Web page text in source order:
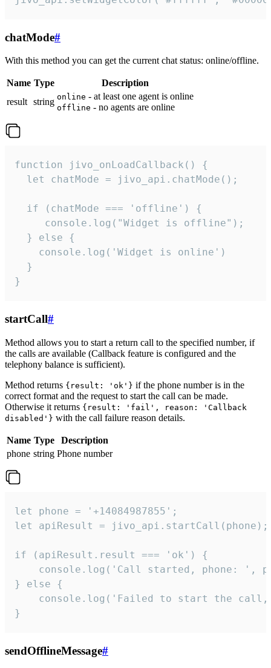
chatMode#
With this method you can get the current chat status: online/offline.
Name Type
Description
result string online - at least one agent is online
offline - no agents are online
function jivo_onLoadCallback() {
  let chatMode = jivo_api.chatMode();
  if (chatMode === 'offline') {
     console.log("Widget is offline");
  } else {
    console.log('Widget is online')
  }
}
startCall#
Method allows you to start a return call to the specified number, if
the calls are available (Callback feature is configured and the
telephony balance is sufficient).
Method returns {result: 'ok'} if the phone number is in the
correct format and the request to start the call can be made.
Otherwise it returns {result: 'fail', reason: 'Callback
disabled'} with the call failure reason details.
Name Type
Description
phone string Phone number
let phone = '+14084987855';
let apiResult = jivo_api.startCall(phone);
if (apiResult.result === 'ok') {
console.log('Call started, phone: ',
} else {
console.log('Failed to start the
}
sendOfflineMessage#